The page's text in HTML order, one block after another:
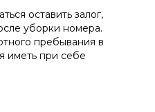
оставить залог,
уборки номера.
пребывания в
иметь при себе